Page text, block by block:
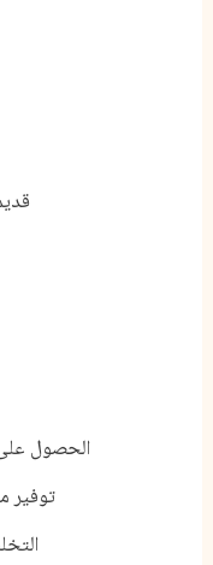
الحصول
توفير